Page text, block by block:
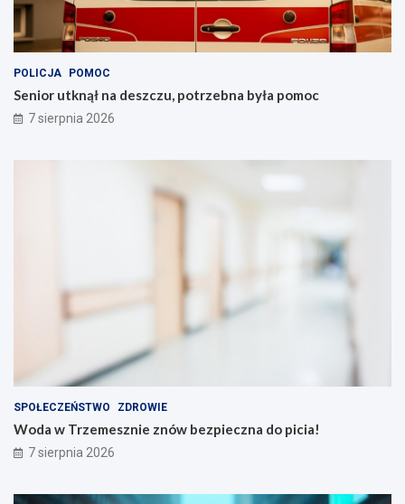
POLICJA POMOC
Senior utknął na deszczu, potrzebna była pomoc
7 sierpnia 2026
SPOŁECZEŃSTWO ZDROWIE
Woda w Trzemesznie znów bezpieczna do picia!
7 sierpnia 2026